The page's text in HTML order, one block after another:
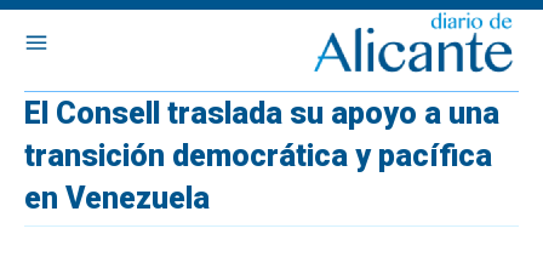
El Consell traslada su apoyo a una
transición democrática y pacífica
en Venezuela